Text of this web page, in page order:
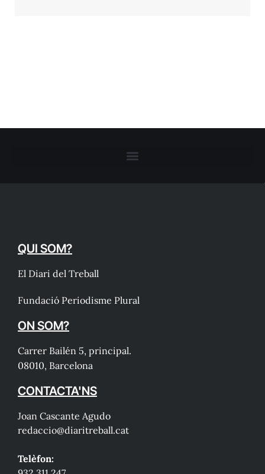
QUI SOM?
El Diari del Treball
Fundació Periodisme Plural
ON SOM?
Carrer Bailén 5, principal.
08010, Barcelona
CONTACTA'NS
Joan Cascante Agudo
redaccio@diaritreball.cat
Telèfon: